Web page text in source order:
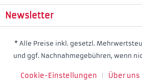
Newsletter
* Alle Preise inkl. gesetzl.
und ggf. Nachnahmegebühren, wenn
Cookie-Einstellungen Über uns